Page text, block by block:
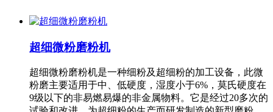
超细微粉磨粉机
超细微粉磨粉机是一种细粉及超细粉的加工设备，此微
粉磨主要适用于中、低硬度，湿度小于6%，莫氏硬度在
9级以下的非易燃易爆的非金属物料。它是经过20多次的